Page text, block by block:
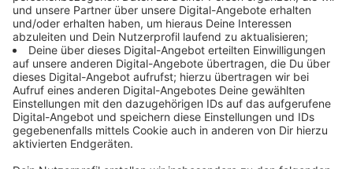
50 Buden und Fahrgeschäfte.
Anzeige
Feuerwerk am Freitagabend
Anzeige